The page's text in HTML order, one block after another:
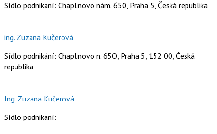
Sídlo podnikání: Chaplinovo nám. 650, Praha 5, Česká republika
ing. Zuzana Kučerová
Sídlo podnikání: Chaplinovo n. 65O, Praha 5, 152 00, Česká
republika
Ing. Zuzana Kučerová
Sídlo podnikání: